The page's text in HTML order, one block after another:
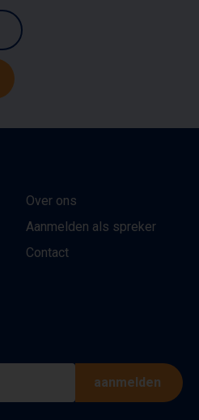
Over ons
Aanmelden als spreker
Contact
aanmelden